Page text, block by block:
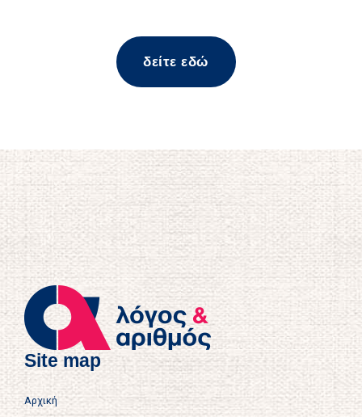
δείτε εδώ
Site map
Αρχική